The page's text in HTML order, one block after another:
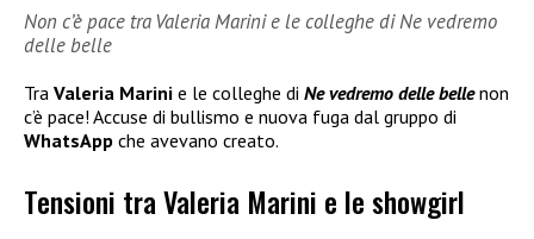
Non c’è pace tra Valeria Marini e le colleghe di Ne vedremo
delle belle
Tra Valeria Marini e le colleghe di Ne vedremo delle bellenon
c’è pace! Accuse di bullismo e nuova fuga dal gruppo di
WhatsApp che avevano creato.
Tensioni tra Valeria Marini e le showgirl